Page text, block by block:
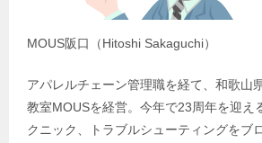
MOUS阪口（Hitoshi Sakaguchi）
アパレルチェーン管理職を経て、和歌山
教室MOUSを経営。今年で23周年を迎え
クニック、トラブルシューティングをブ